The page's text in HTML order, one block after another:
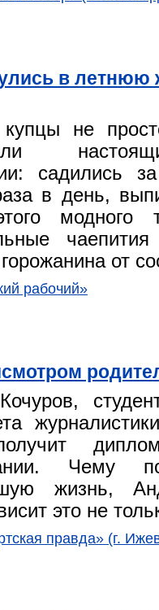
в летнюю
купцы не
садились
в день,
модного
от
рабочий»
Чему
жизнь,
это не
правда» (г.